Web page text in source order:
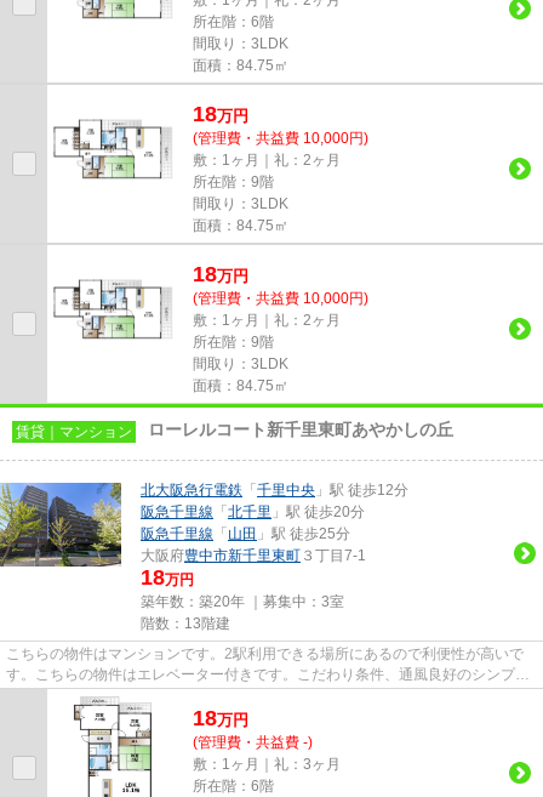
所在階：6階
間取り：3LDK
面積：84.75㎡
18万円
(管理費・共益費 10,000円)
敷：1ヶ月｜礼：2ヶ月
所在階：9階
間取り：3LDK
面積：84.75㎡
18万円
(管理費・共益費 10,000円)
敷：1ヶ月｜礼：2ヶ月
所在階：9階
間取り：3LDK
面積：84.75㎡
賃貸｜マンション ローレルコート新千里東町あやかしの丘
北大阪急行電鉄 「 千里中央 」駅 徒歩12分
阪急千里線 「 北千里 」駅 徒歩20分
阪急千里線 「 山田 」駅 徒歩25分
大阪府豊中市新千里東町 ３丁目7-1
18万円
築年数：築20年 ｜募集中： 3室
階数：13階建
こちらの物件はマンションです。2駅利用できる場所にあるので利便性が高いで
す。こちらの物件はエレベーター付きです。こだわり条件、通風良好のシンプル
な作りのマンションです。気分...
18万円
(管理費・共益費 -)
敷：1ヶ月｜礼：3ヶ月
所在階：6階